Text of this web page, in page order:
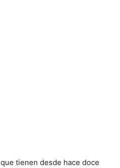
que tienen desde hace doce